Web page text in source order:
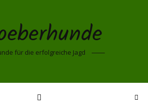
für die erfolgreiche Jagd